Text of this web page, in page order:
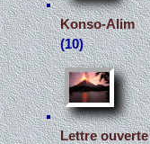
Konso-Alim
(10)
Lettre ouverte